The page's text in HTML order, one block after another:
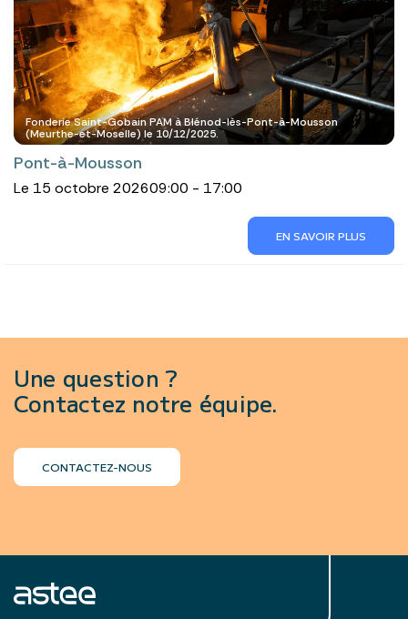
Fonderie Saint-Gobain PAM à Blénod-lès-Pont-à-Mousson
(Meurthe-et-Moselle) le 10/12/2025.
Pont-à-Mousson
Le 15 octobre 202609:00 - 17:00
EN SAVOIR PLUS
Une question ?
Contactez notre équipe.
CONTACTEZ-NOUS